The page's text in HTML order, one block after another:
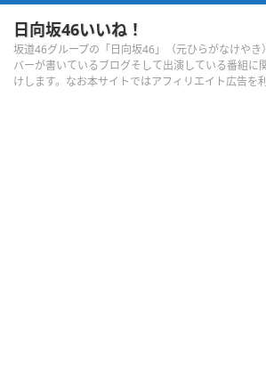
日向坂46いいね！
坂道46グループの「日向坂46」（元ひらがなけやき
バーが書いているブログそして出演している番組に
けします。なお本サイトではアフィリエイト広告を